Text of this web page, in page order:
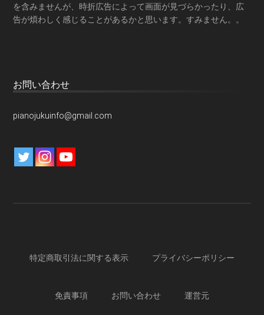
を含みませんが、時折広告によって画面が見づらかったり、広
告が煩わしく感じることがあるかと思います。すみません。。
お問い合わせ
pianojukuinfo@gmail.com
特定商取引法に関する表示 プライバシーポリシー
免責事項 お問い合わせ 運営元